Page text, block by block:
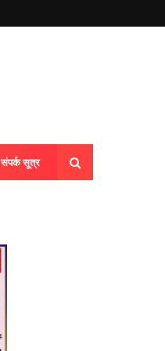
संपर्क सूत्र